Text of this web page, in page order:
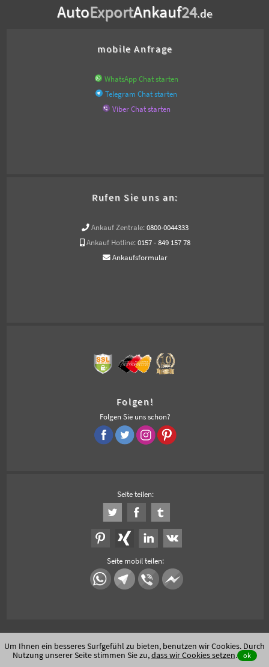
AutoExportAnkauf24.de
mobile Anfrage
WhatsApp Chat starten
Telegram Chat starten
Viber Chat starten
Rufen Sie uns an:
Ankauf Zentrale: 0800-0044333
Ankauf Hotline: 0157 - 849 157 78
Ankaufsformular
Folgen!
Folgen Sie uns schon?
Seite teilen:
Seite mobil teilen:
Um Ihnen ein besseres Surfgefühl zu bieten, benutzen wir Cookies. Durch
Nutzung unserer Seite stimmen Sie zu,dass wir Cookies setzen. ok